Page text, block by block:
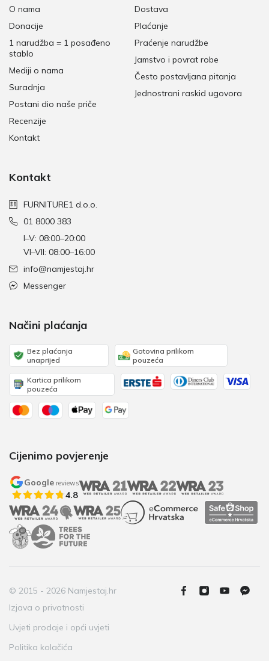
O nama
Donacije
1 narudžba = 1 posađeno
stablo
Mediji o nama
Suradnja
Postani dio naše priče
Recenzije
Kontakt
Dostava
Plaćanje
Praćenje narudžbe
Jamstvo i povrat robe
Često postavljana pitanja
Jednostrani raskid ugovora
Kontakt
FURNITURE1 d.o.o.
01 8000 383
I–V: 08:00–20:00
VI–VII: 08:00–16:00
info@namjestaj.hr
Messenger
Načini plaćanja
Bez plaćanja
unaprijed
Gotovina prilikom
pouzeća
Kartica prilikom
pouzeća
Cijenimo povjerenje
Google reviews
4.8
© 2015 - 2026 Namjestaj.hr
Izjava o privatnosti
Uvjeti prodaje i opći uvjeti
Politika kolačića